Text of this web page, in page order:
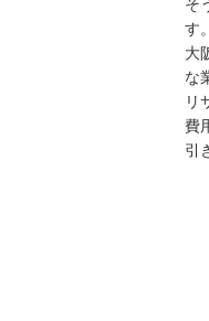
そ
す。
大
な
リ
費
引